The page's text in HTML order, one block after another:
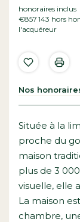
honoraires inclus
€857 143 hors
l'acquéreur
Nos
Située à la
proche du
maison
plus de 3
visuelle, elle
La maison
chambre,